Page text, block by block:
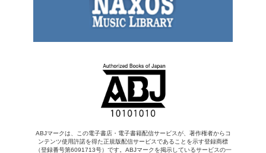
ABJマークは、この電子書店・電子書籍配信サービスが、著作権者からコ
ンテンツ使用許諾を得た正規版配信サービスであることを示す登録商標
（登録番号第6091713号）です。ABJマークを掲示しているサービスの一